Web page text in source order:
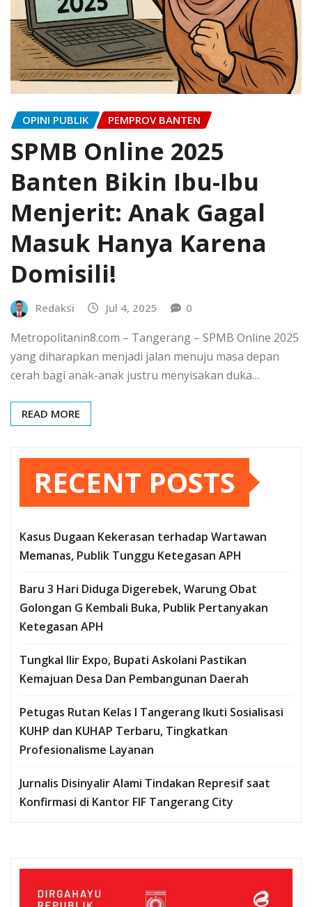
OPINI PUBLIK PEMPROV BANTEN
SPMB Online 2025
Banten Bikin Ibu-Ibu
Menjerit: Anak Gagal
Masuk Hanya Karena
Domisili!
Redaksi Jul 4, 2025 0
Metropolitanin8.com – Tangerang – SPMB Online 2025
yang diharapkan menjadi jalan menuju masa depan
cerah bagi anak-anak justru menyisakan duka…
READ MORE
RECENT POSTS
Kasus Dugaan Kekerasan terhadap Wartawan
Memanas, Publik Tunggu Ketegasan APH
Baru 3 Hari Diduga Digerebek, Warung Obat
Golongan G Kembali Buka, Publik Pertanyakan
Ketegasan APH
Tungkal Ilir Expo, Bupati Askolani Pastikan
Kemajuan Desa Dan Pembangunan Daerah
Petugas Rutan Kelas I Tangerang Ikuti Sosialisasi
KUHP dan KUHAP Terbaru, Tingkatkan
Profesionalisme Layanan
Jurnalis Disinyalir Alami Tindakan Represif saat
Konfirmasi di Kantor FIF Tangerang City